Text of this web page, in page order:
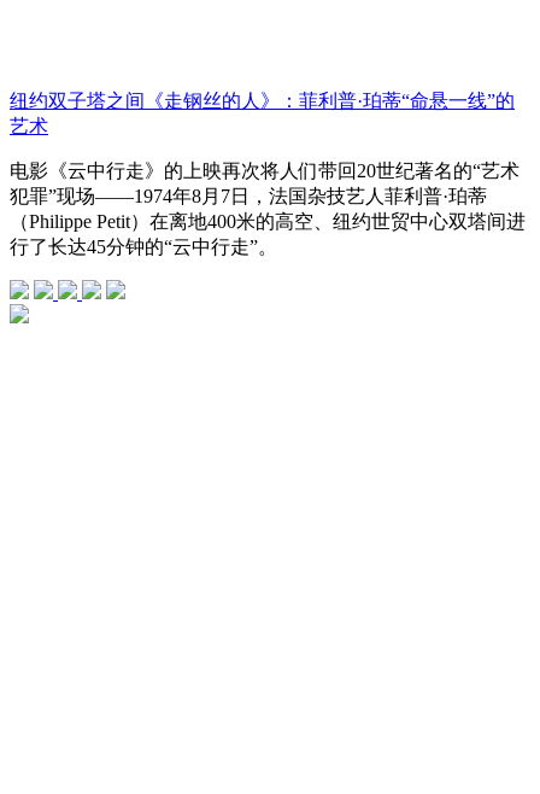
纽约双子塔之间《走钢丝的人》：菲利普·珀蒂“命悬一线”的
艺术
电影《云中行走》的上映再次将人们带回20世纪著名的“艺术
犯罪”现场——1974年8月7日，法国杂技艺人菲利普·珀蒂
（Philippe Petit）在离地400米的高空、纽约世贸中心双塔间进
行了长达45分钟的“云中行走”。